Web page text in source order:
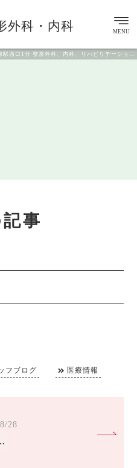
足立区 交通事故治療 常磐線・千代田線の綾瀬駅西口1分 整形外科、内科、リハビリテーション科
外科・内科 MENU
事
フブログ 医療情報
28
取り組んでいます